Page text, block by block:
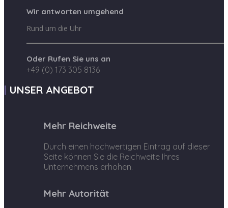
Wir antworten umgehend
Rund um die Uhr
Oder Rufen Sie uns an
+49 (0) 173 305 8136
UNSER ANGEBOT
Mehr Reichweite
Durch einen hochwertigen Eintrag auf dieser
Seite können Sie die Reichweite Ihres
Unternehmens erhöhen.
Mehr Autorität